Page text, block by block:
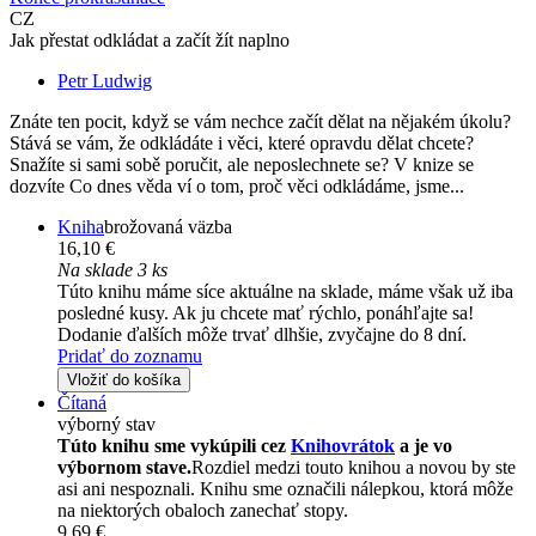
CZ
Jak přestat odkládat a začít žít naplno
Petr Ludwig
Znáte ten pocit, když se vám nechce začít dělat na nějakém úkolu?
Stává se vám, že odkládáte i věci, které opravdu dělat chcete?
Snažíte si sami sobě poručit, ale neposlechnete se? V knize se
dozvíte Co dnes věda ví o tom, proč věci odkládáme, jsme...
Knihabrožovaná väzba
16,10 €
Na sklade 3 ks
Túto knihu máme síce aktuálne na sklade, máme však už iba
posledné kusy. Ak ju chcete mať rýchlo, ponáhľajte sa!
Dodanie ďalších môže trvať dlhšie, zvyčajne do 8 dní.
Pridať do zoznamu
Vložiť do košíka
Čítaná
výborný stav
Túto knihu sme vykúpili cez Knihovrátok a je vo
výbornom stave.Rozdiel medzi touto knihou a novou by ste
asi ani nespoznali. Knihu sme označili nálepkou, ktorá môže
na niektorých obaloch zanechať stopy.